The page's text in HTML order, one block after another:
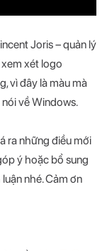
Joris – quản lý
xét logo
vì đây là màu mà
về Windows.
ra những điều mới
ý hoặc bổ sung
nhé. Cảm ơn